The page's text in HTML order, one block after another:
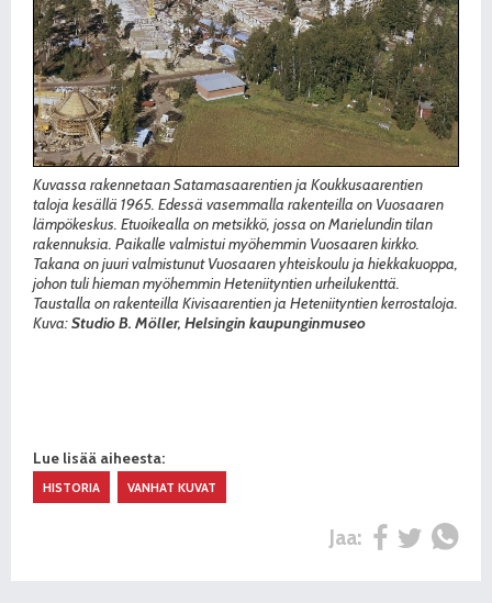
Kuvassa rakennetaan Satamasaarentien ja Koukkusaarentien
taloja kesällä 1965. Edessä vasemmalla rakenteilla on Vuosaaren
lämpökeskus. Etuoikealla on metsikkö, jossa on Marielundin tilan
rakennuksia. Paikalle valmistui myöhemmin Vuosaaren kirkko.
Takana on juuri valmistunut Vuosaaren yhteiskoulu ja hiekkakuoppa,
johon tuli hieman myöhemmin Heteniityntien urheilukenttä.
Taustalla on rakenteilla Kivisaarentien ja Heteniityntien kerrostaloja.
Kuva:Studio B. Möller, Helsingin kaupunginmuseo
Lue lisää aiheesta:
HISTORIA VANHAT KUVAT
Jaa: